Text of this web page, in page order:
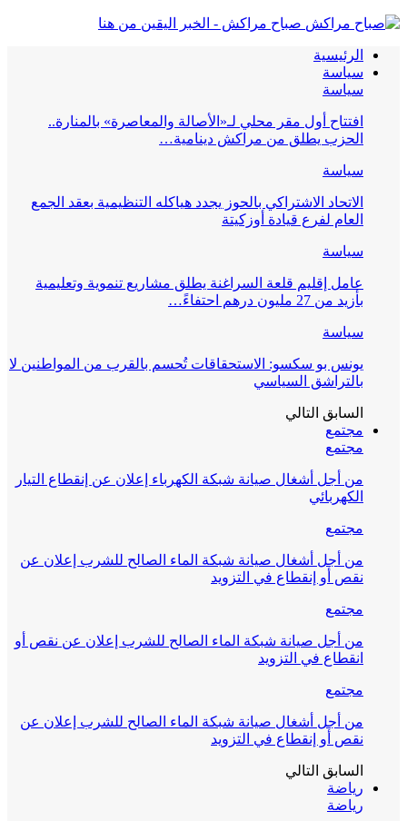
صباح مراكش - الخبر اليقين من هنا
الرئيسية
سياسة
سياسة
افتتاح أول مقر محلي لـ«الأصالة والمعاصرة» بالمنارة..
الحزب يطلق من مراكش دينامية…
سياسة
الاتحاد الاشتراكي بالحوز يجدد هياكله التنظيمية بعقد الجمع
العام لفرع قيادة أوزكيتة
سياسة
عامل إقليم قلعة السراغنة يطلق مشاريع تنموية وتعليمية
بأزيد من 27 مليون درهم احتفاءً…
سياسة
يونس بو سكسو: الاستحقاقات تُحسم بالقرب من المواطنين لا
بالتراشق السياسي
السابق التالي
مجتمع
مجتمع
من أجل أشغال صيانة شبكة الكهرباء إعلان عن إنقطاع التيار
الكهربائي
مجتمع
من أجل أشغال صيانة شبكة الماء الصالح للشرب إعلان عن
نقص أو إنقطاع في التزويد
مجتمع
من أجل صيانة شبكة الماء الصالح للشرب إعلان عن نقص أو
انقطاع في التزويد
مجتمع
من أجل أشغال صيانة شبكة الماء الصالح للشرب إعلان عن
نقص أو إنقطاع في التزويد
السابق التالي
رياضة
رياضة